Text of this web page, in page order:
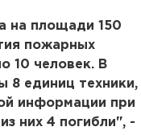
на площади 150
пожарных
10 человек. В
8 единиц техники,
информации при
них 4 погибли", -